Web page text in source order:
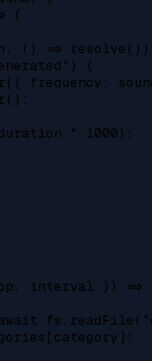
{
() =>
{
frequency:
* 1000);
interval }) =>